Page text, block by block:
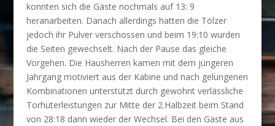
konnten sich die Gäste nochmals auf 13: 9
heranarbeiten. Danach allerdings hatten die Tölzer
jedoch ihr Pulver verschossen und beim 19:10 wurden
die Seiten gewechselt. Nach der Pause das gleiche
Vorgehen. Die Hausherren kamen mit dem jüngeren
Jahrgang motiviert aus der Kabine und nach gelungenen
Kombinationen unterstützt durch gewohnt verlässliche
Torhüterleistungen zur Mitte der 2.Halbzeit beim Stand
von 28:18 dann wieder der Wechsel. Bei den Gäste aus